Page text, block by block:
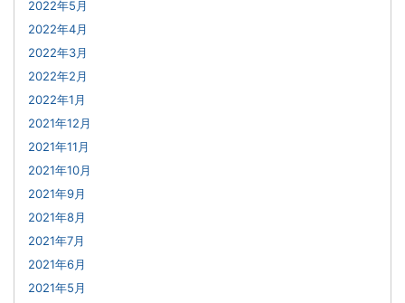
2022年5月
2022年4月
2022年3月
2022年2月
2022年1月
2021年12月
2021年11月
2021年10月
2021年9月
2021年8月
2021年7月
2021年6月
2021年5月